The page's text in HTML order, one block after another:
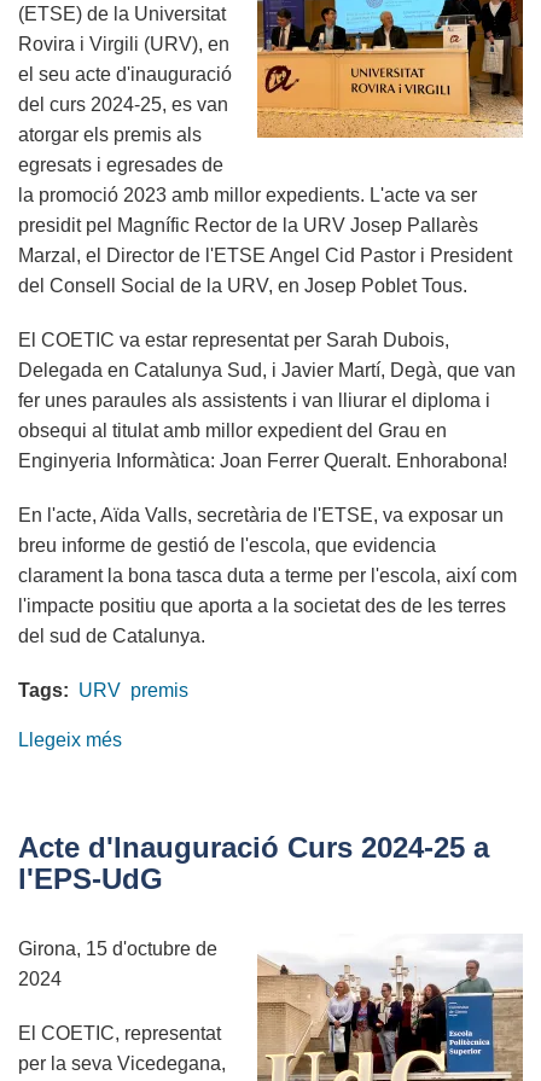
professionals
de
l'Enginyeria
Tècnica
Informàtica'
(ETSE) de la Universitat
Rovira i Virgili (URV), en
el seu acte d'inauguració
del curs 2024-25, es van
atorgar els premis als
egresats i egresades de
la promoció 2023 amb millor expedients. L'acte va ser
presidit pel Magnífic Rector de la URV Josep Pallarès
Marzal, el Director de l'ETSE Angel Cid Pastor i President
del Consell Social de la URV, en Josep Poblet Tous.
El COETIC va estar representat per Sarah Dubois,
Delegada en Catalunya Sud, i Javier Martí, Degà, que van
fer unes paraules als assistents i van lliurar el diploma i
obsequi al titulat amb millor expedient del Grau en
Enginyeria Informàtica: Joan Ferrer Queralt. Enhorabona!
En l'acte, Aïda Valls, secretària de l'ETSE, va exposar un
breu informe de gestió de l'escola, que evidencia
clarament la bona tasca duta a terme per l'escola, així com
l'impacte positiu que aporta a la societat des de les terres
del sud de Catalunya.
Tags: URV premis
Llegeix més
2024
de
Enginyeria
Universitat
Rovira
Acte d'Inauguració Curs 2024-25 a
l'EPS-UdG
Girona, 15 d'octubre de
2024
El COETIC, representat
per la seva Vicedegana,